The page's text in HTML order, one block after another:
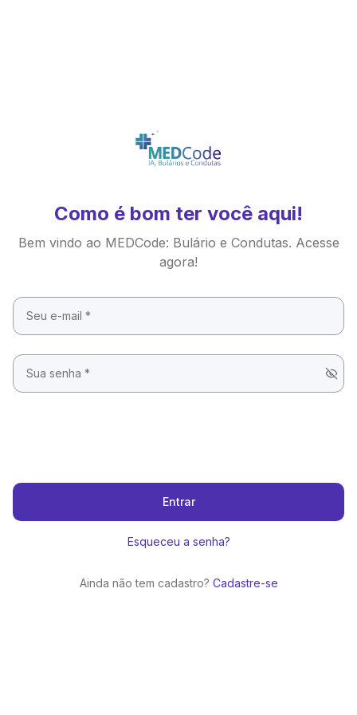
Como é bom ter você aqui!
Bem vindo ao MEDCode: Bulário e Condutas. Acesse
agora!
Entrar
Esqueceu a senha?
Ainda não tem cadastro? Cadastre-se